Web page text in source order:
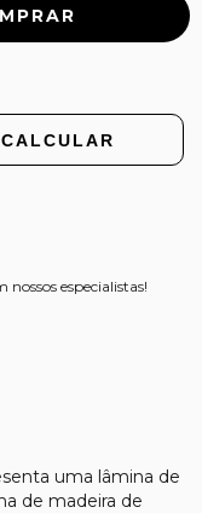
CALCULAR
especialistas!
uma lâmina de
de madeira de